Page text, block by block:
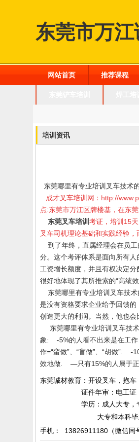
东莞市万
网站首页 推荐课程
培训资讯
东莞哪里有专业培训叉车技术
成才叉车培训网： http://
点:东莞市万江区牌楼基，在东
东莞叉车培训 考证，培训15
叉车司机理论基础和实践经验，
到了年终，直属经理会在员工
分。这个考评体系是面向所有
工资增长额度，并且有权决定
很好地体现了其所推索的“高绩
东莞哪里有专业培训叉车技术
是没有资格要求企业给予回馈的
创造更大的利润。当然，他也
东莞哪里有专业培训叉车技
象: -5%的人看不出来是在工
作=“蛮做”、“盲做”、“胡做”:
效地做. —只有15%的人属于正
东莞诚材教育：开设叉车，抱
证件年审：电工证，焊工
学历：成人大专，专升本学
大专和本科毕业证上国
手机： 13826911180（微信同